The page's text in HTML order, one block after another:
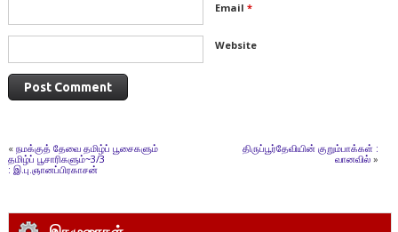
Email *
Website
« நமக்குத் தேவை தமிழ்ப் பூசைகளும்
தமிழ்ப் பூசாரிகளும்~3/3
: இ.பு.ஞானப்பிரகாசன்
திருப்பூர்தேவியின் குறும்பாக்கள் :
வானவில் »